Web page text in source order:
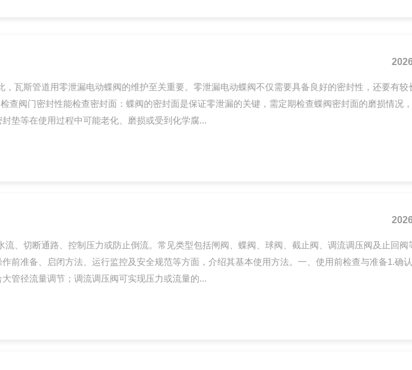
瓦斯管道用零泄漏电动蝶阀的维护至关重要。零泄漏电动蝶阀不仅需要具备良好的密封性，还要有较
阀门密封性能检查密封面：蝶阀的密封面是保证零泄漏的关键，需定期检查蝶阀密封面的磨损情况
垫等在使用过程中可能老化、磨损或受到化学腐...
、切断通路、控制压力或防止倒流。常见类型包括闸阀、蝶阀、球阀、截止阀、调流调压阀及止回阀
前准备、启闭方法、运行监控及安全规范等方面，介绍其基本使用方法。一、使用前检查与准备1.确
管径流量调节；调流调压阀可实现压力或流量的...